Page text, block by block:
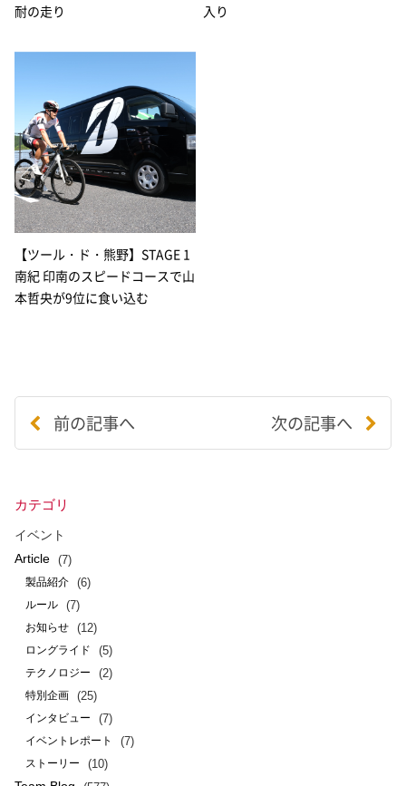
耐の走り
入り
【ツール・ド・熊野】STAGE 1
南紀 印南のスピードコースで山
本哲央が9位に食い込む
前の記事へ 次の記事へ
カテゴリ
イベント
Article
(7)
製品紹介 (6)
ルール (7)
お知らせ (12)
ロングライド (5)
テクノロジー (2)
特別企画 (25)
インタビュー (7)
イベントレポート (7)
ストーリー (10)